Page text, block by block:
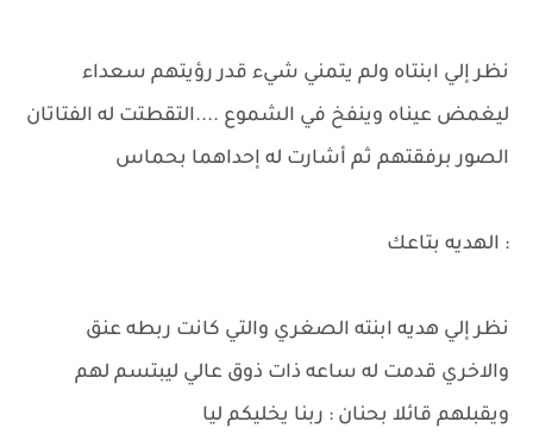
نظر إلي ابنتاه ولم يتمني شيء قدر رؤيتهم سعداء
ليغمض عيناه وينفخ في الشموع ....التقطتت له الفتاتان
الصور برفقتهم ثم أشارت له إحداهما بحماس
: الهديه بتاعك
نظر إلي هديه ابنته الصغري والتي كانت ربطه عنق
والاخري قدمت له ساعه ذات ذوق عالي ليبتسم لهم
ويقبلهم قائلا بحنان : ربنا يخليكم ليا